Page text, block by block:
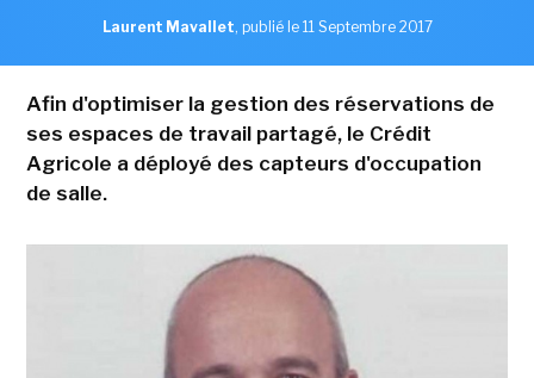
Laurent Mavallet, publié le 11 Septembre 2017
Afin d'optimiser la gestion des réservations de
ses espaces de travail partagé, le Crédit
Agricole a déployé des capteurs d'occupation
de salle.